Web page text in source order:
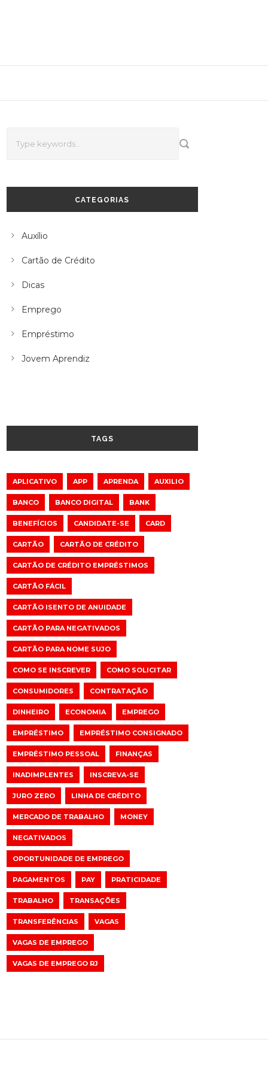
CATEGORIAS
Auxílio
Cartão de Crédito
Dicas
Emprego
Empréstimo
Jovem Aprendiz
TAGS
APLICATIVO APP APRENDA AUXILIO
BANCO BANCO DIGITAL BANK
BENEFÍCIOS CANDIDATE-SE CARD
CARTÃO CARTÃO DE CRÉDITO
CARTÃO DE CRÉDITO EMPRÉSTIMOS
CARTÃO FÁCIL
CARTÃO ISENTO DE ANUIDADE
CARTÃO PARA NEGATIVADOS
CARTÃO PARA NOME SUJO
COMO SE INSCREVER COMO SOLICITAR
CONSUMIDORES CONTRATAÇÃO
DINHEIRO ECONOMIA EMPREGO
EMPRÉSTIMO EMPRÉSTIMO CONSIGNADO
EMPRÉSTIMO PESSOAL FINANÇAS
INADIMPLENTES INSCREVA-SE
JURO ZERO LINHA DE CRÉDITO
MERCADO DE TRABALHO MONEY
NEGATIVADOS
OPORTUNIDADE DE EMPREGO
PAGAMENTOS PAY PRATICIDADE
TRABALHO TRANSAÇÕES
TRANSFERÊNCIAS VAGAS
VAGAS DE EMPREGO
VAGAS DE EMPREGO RJ